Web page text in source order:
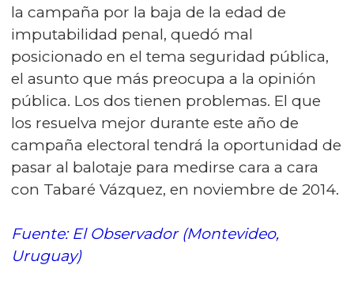
la campaña por la baja de la edad de
imputabilidad penal, quedó mal
posicionado en el tema seguridad pública,
el asunto que más preocupa a la opinión
pública. Los dos tienen problemas. El que
los resuelva mejor durante este año de
campaña electoral tendrá la oportunidad de
pasar al balotaje para medirse cara a cara
con Tabaré Vázquez, en noviembre de 2014.
Fuente: El Observador (Montevideo,
Uruguay)